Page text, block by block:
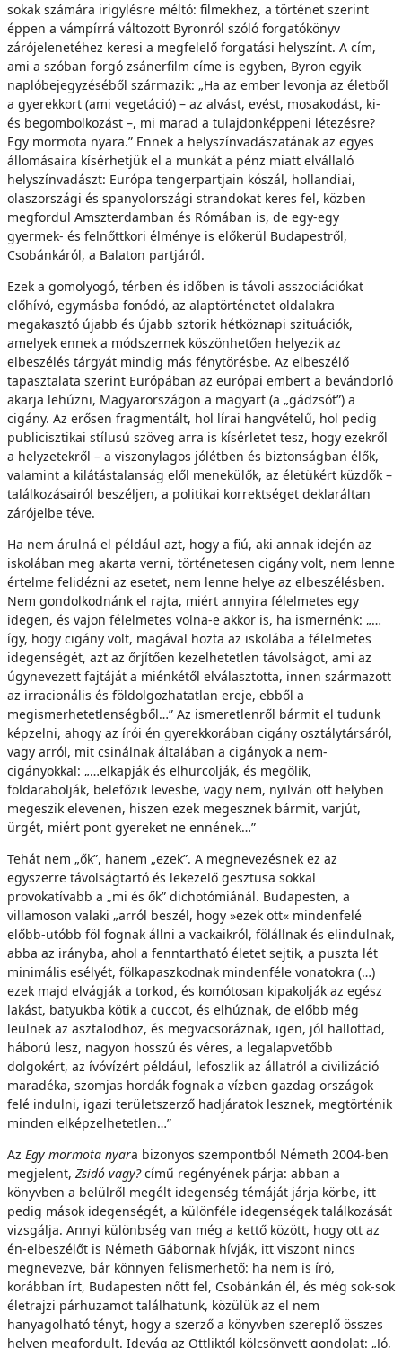
sokak számára irigylésre méltó: filmekhez, a történet szerint
éppen a vámpírrá változott Byronról szóló forgatókönyv
zárójelenetéhez keresi a megfelelő forgatási helyszínt. A cím,
ami a szóban forgó zsánerfilm címe is egyben, Byron egyik
naplóbejegyzéséből származik: „Ha az ember levonja az életből
a gyerekkort (ami vegetáció) – az alvást, evést, mosakodást, ki-
és begombolkozást –, mi marad a tulajdonképpeni létezésre?
Egy mormota nyara.” Ennek a helyszínvadászatának az egyes
állomásaira kísérhetjük el a munkát a pénz miatt elvállaló
helyszínvadászt: Európa tengerpartjain kószál, hollandiai,
olaszországi és spanyolországi strandokat keres fel, közben
megfordul Amszterdamban és Rómában is, de egy-egy
gyermek- és felnőttkori élménye is előkerül Budapestről,
Csobánkáról, a Balaton partjáról.
Ezek a gomolyogó, térben és időben is távoli asszociációkat
előhívó, egymásba fonódó, az alaptörténetet oldalakra
megakasztó újabb és újabb sztorik hétköznapi szituációk,
amelyek ennek a módszernek köszönhetően helyezik az
elbeszélés tárgyát mindig más fénytörésbe. Az elbeszélő
tapasztalata szerint Európában az európai embert a bevándorló
akarja lehúzni, Magyarországon a magyart (a „gádzsót”) a
cigány. Az erősen fragmentált, hol lírai hangvételű, hol pedig
publicisztikai stílusú szöveg arra is kísérletet tesz, hogy ezekről
a helyzetekről – a viszonylagos jólétben és biztonságban élők,
valamint a kilátástalanság elől menekülők, az életükért küzdők –
találkozásairól beszéljen, a politikai korrektséget deklaráltan
zárójelbe téve.
Ha nem árulná el például azt, hogy a fiú, aki annak idején az
iskolában meg akarta verni, történetesen cigány volt, nem lenne
értelme felidézni az esetet, nem lenne helye az elbeszélésben.
Nem gondolkodnánk el rajta, miért annyira félelmetes egy
idegen, és vajon félelmetes volna-e akkor is, ha ismernénk: „…
így, hogy cigány volt, magával hozta az iskolába a félelmetes
idegenségét, azt az őrjítően kezelhetetlen távolságot, ami az
úgynevezett fajtáját a miénkétől elválasztotta, innen származott
az irracionális és földolgozhatatlan ereje, ebből a
megismerhetetlenségből…” Az ismeretlenről bármit el tudunk
képzelni, ahogy az írói én gyerekkorában cigány osztálytársáról,
vagy arról, mit csinálnak általában a cigányok a nem-
cigányokkal: „…elkapják és elhurcolják, és megölik,
földarabolják, belefőzik levesbe, vagy nem, nyilván ott helyben
megeszik elevenen, hiszen ezek megesznek bármit, varjút,
ürgét, miért pont gyereket ne ennének…”
Tehát nem „ők”, hanem „ezek”. A megnevezésnek ez az
egyszerre távolságtartó és lekezelő gesztusa sokkal
provokatívabb a „mi és ők” dichotómiánál. Budapesten, a
villamoson valaki „arról beszél, hogy »ezek ott« mindenfelé
előbb-utóbb föl fognak állni a vackaikról, fölállnak és elindulnak,
abba az irányba, ahol a fenntartható életet sejtik, a puszta lét
minimális esélyét, fölkapaszkodnak mindenféle vonatokra (…)
ezek majd elvágják a torkod, és komótosan kipakolják az egész
lakást, batyukba kötik a cuccot, és elhúznak, de előbb még
leülnek az asztalodhoz, és megvacsoráznak, igen, jól hallottad,
háború lesz, nagyon hosszú és véres, a legalapvetőbb
dolgokért, az ívóvízért például, lefoszlik az állatról a civilizáció
maradéka, szomjas hordák fognak a vízben gazdag országok
felé indulni, igazi területszerző hadjáratok lesznek, megtörténik
minden elképzelhetetlen…”
Az Egy mormota nyara bizonyos szempontból Németh 2004-ben
megjelent, Zsidó vagy?című regényének párja: abban a
könyvben a belülről megélt idegenség témáját járja körbe, itt
pedig mások idegenségét, a különféle idegenségek találkozását
vizsgálja. Annyi különbség van még a kettő között, hogy ott az
én-elbeszélőt is Németh Gábornak hívják, itt viszont nincs
megnevezve, bár könnyen felismerhető: ha nem is író,
korábban írt, Budapesten nőtt fel, Csobánkán él, és még sok-sok
életrajzi párhuzamot találhatunk, közülük az el nem
hanyagolható tényt, hogy a szerző a könyvben szereplő összes
helyen megfordult. Idevág az Ottliktól kölcsönvett gondolat: „Jó,